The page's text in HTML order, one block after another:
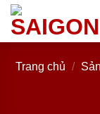
Bỏ
qua
nội
dungTrang chủ /